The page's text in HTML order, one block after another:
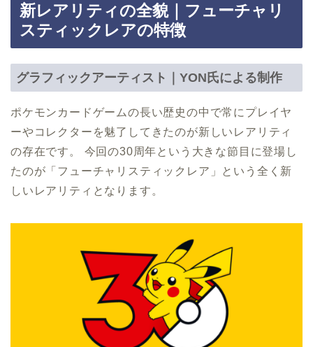
新レアリティの全貌｜フューチャリ
スティックレアの特徴
グラフィックアーティスト｜YON氏による制作
ポケモンカードゲームの長い歴史の中で常にプレイヤ
ーやコレクターを魅了してきたのが新しいレアリティ
の存在です。 今回の30周年という大きな節目に登場し
たのが「フューチャリスティックレア」という全く新
しいレアリティとなります。